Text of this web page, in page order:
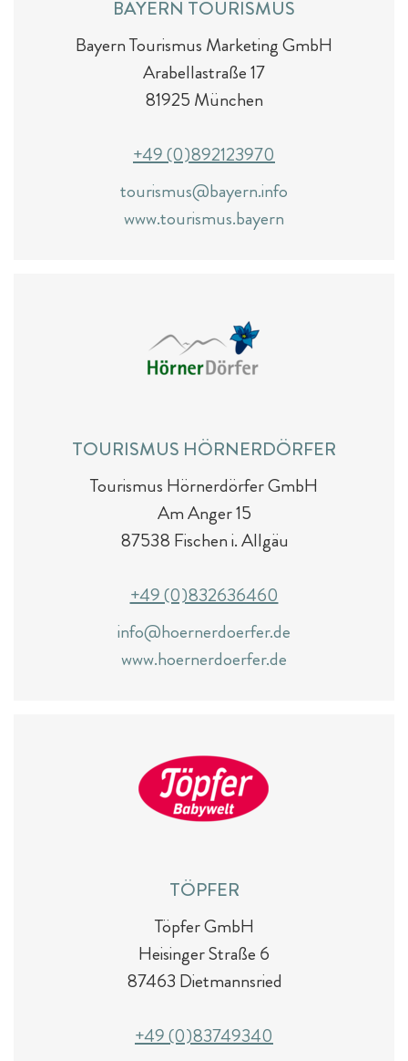
BAYERN TOURISMUS
Bayern Tourismus Marketing GmbH
Arabellastraße 17
81925 München
+49 (0)892123970
tourismus@bayern.info
www.tourismus.bayern
TOURISMUS HÖRNERDÖRFER
Tourismus Hörnerdörfer GmbH
Am Anger 15
87538 Fischen i. Allgäu
+49 (0)832636460
info@hoernerdoerfer.de
www.hoernerdoerfer.de
TÖPFER
Töpfer GmbH
Heisinger Straße 6
87463 Dietmannsried
+49 (0)83749340